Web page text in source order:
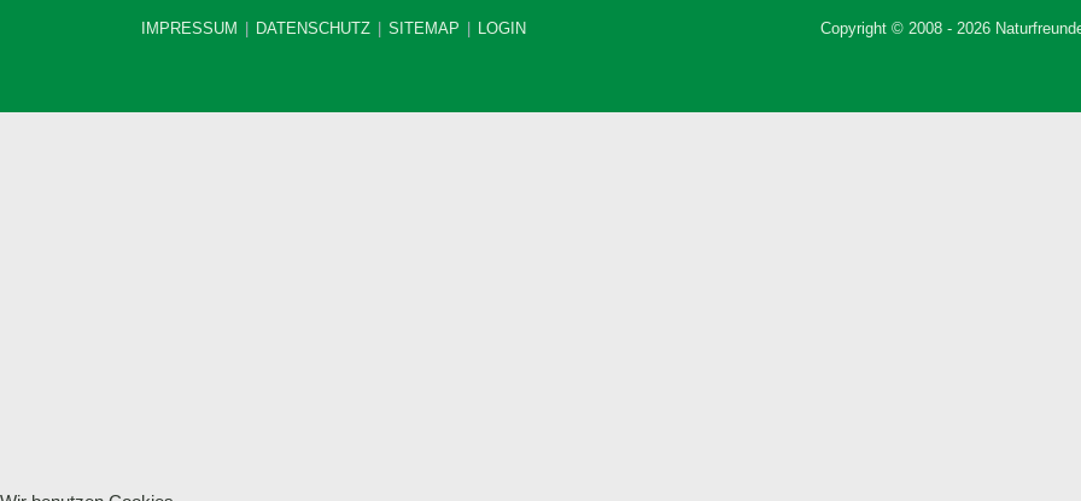
IMPRESSUM DATENSCHUTZ SITEMAP LOGIN Copyright © 2008 - 2026